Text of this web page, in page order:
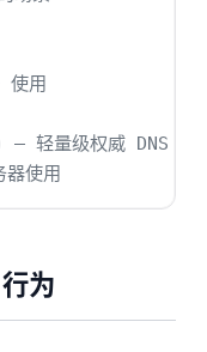
使用
轻量级权威 DNS
使用
为